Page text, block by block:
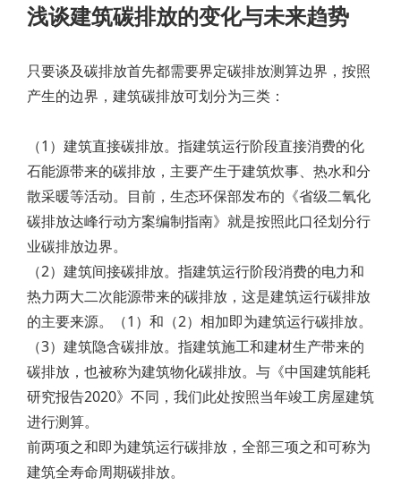
浅谈建筑碳排放的变化与未来趋势
只要谈及碳排放首先都需要界定碳排放测算边界，按照
产生的边界，建筑碳排放可划分为三类：
（1）建筑直接碳排放。指建筑运行阶段直接消费的化
石能源带来的碳排放，主要产生于建筑炊事、热水和分
散采暖等活动。目前，生态环保部发布的《省级二氧化
碳排放达峰行动方案编制指南》就是按照此口径划分行
业碳排放边界。
（2）建筑间接碳排放。指建筑运行阶段消费的电力和
热力两大二次能源带来的碳排放，这是建筑运行碳排放
的主要来源。（1）和（2）相加即为建筑运行碳排放。
（3）建筑隐含碳排放。指建筑施工和建材生产带来的
碳排放，也被称为建筑物化碳排放。与《中国建筑能耗
研究报告2020》不同，我们此处按照当年竣工房屋建筑
进行测算。
前两项之和即为建筑运行碳排放，全部三项之和可称为
建筑全寿命周期碳排放。